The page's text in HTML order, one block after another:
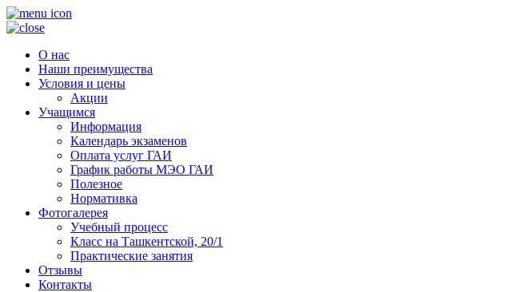
О нас
Наши преимущества
Условия и цены
Акции
Учащимся
Информация
Календарь экзаменов
Оплата услуг ГАИ
График работы МЭО ГАИ
Полезное
Нормативка
Фотогалерея
Учебный процесс
Класс на Ташкентской, 20/1
Практические занятия
Отзывы
Контакты